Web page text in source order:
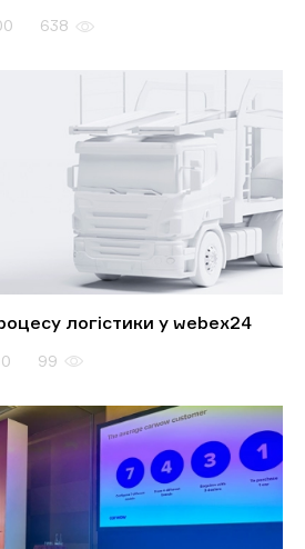
638
логістики у webex24
99